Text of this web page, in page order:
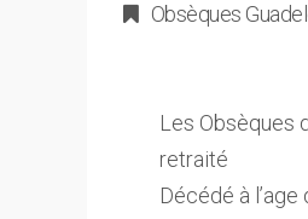
Obsèques
Les Obsèques
retraité
Décédé à l’age